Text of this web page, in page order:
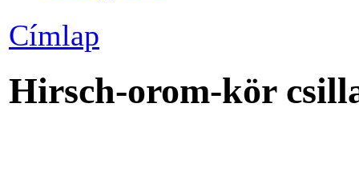
Címlap
Hirsch-orom-kör